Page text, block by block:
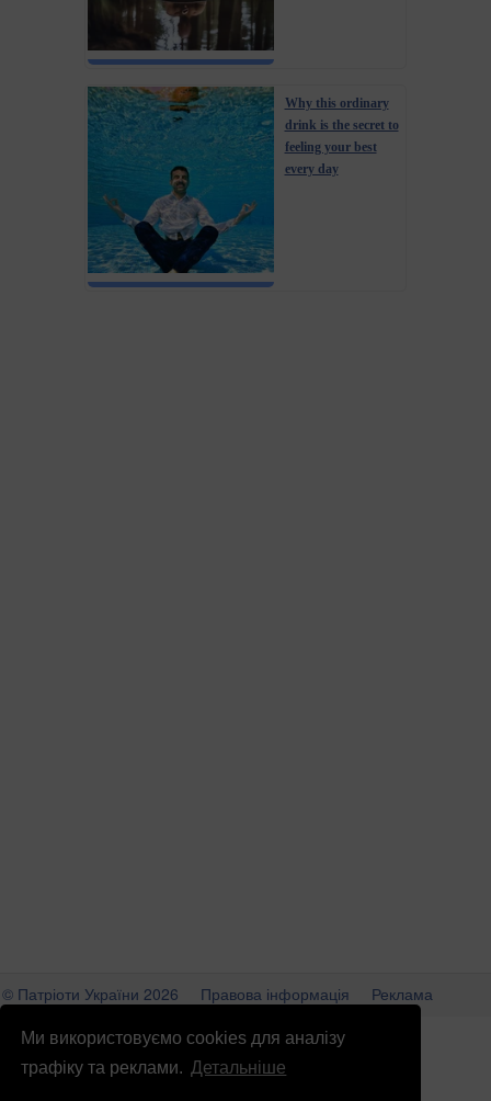
Ми використовуємо cookies для аналізу
трафіку та реклами. Детальніше
Why this ordinary
drink is the secret to
feeling your best
every day
© Патріоти України 2026 Правова інформація
Реклама
info@patrioty.org.ua